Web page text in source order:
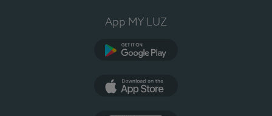
App MY LUZ